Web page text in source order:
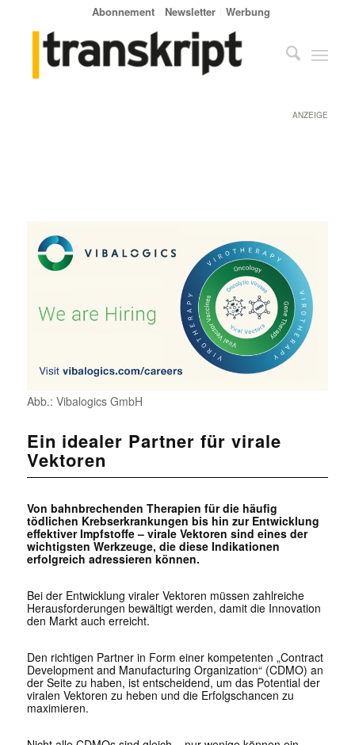
Abonnement Newsletter Werbung
ANZEIGE
Abb.: Vibalogics GmbH
Ein idealer Partner für virale
Vektoren
Von bahnbrechenden Therapien für die häufig
tödlichen Krebserkrankungen bis hin zur Entwicklung
effektiver Impfstoffe – virale Vektoren sind eines der
wichtigsten Werkzeuge, die diese Indikationen
erfolgreich adressieren können.
Bei der Entwicklung viraler Vektoren müssen zahlreiche
Herausforderungen bewältigt werden, damit die Innovation
den Markt auch erreicht.
Den richtigen Partner in Form einer kompetenten „Contract
Development and Manufacturing Organization“ (CDMO) an
der Seite zu haben, ist entscheidend, um das Potential der
viralen Vektoren zu heben und die Erfolgschancen zu
maximieren.